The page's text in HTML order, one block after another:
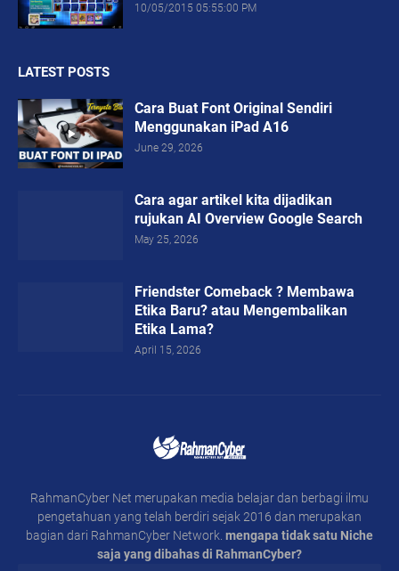
10/05/2015 05:55:00 PM
LATEST POSTS
Cara Buat Font Original Sendiri
Menggunakan iPad A16
June 29, 2026
Cara agar artikel kita dijadikan
rujukan AI Overview Google Search
May 25, 2026
Friendster Comeback ? Membawa
Etika Baru? atau Mengembalikan
Etika Lama?
April 15, 2026
RahmanCyber Net merupakan media belajar dan berbagi ilmu
pengetahuan yang telah berdiri sejak 2016 dan merupakan
bagian dari RahmanCyber Network. mengapa tidak satu Niche
saja yang dibahas di RahmanCyber?